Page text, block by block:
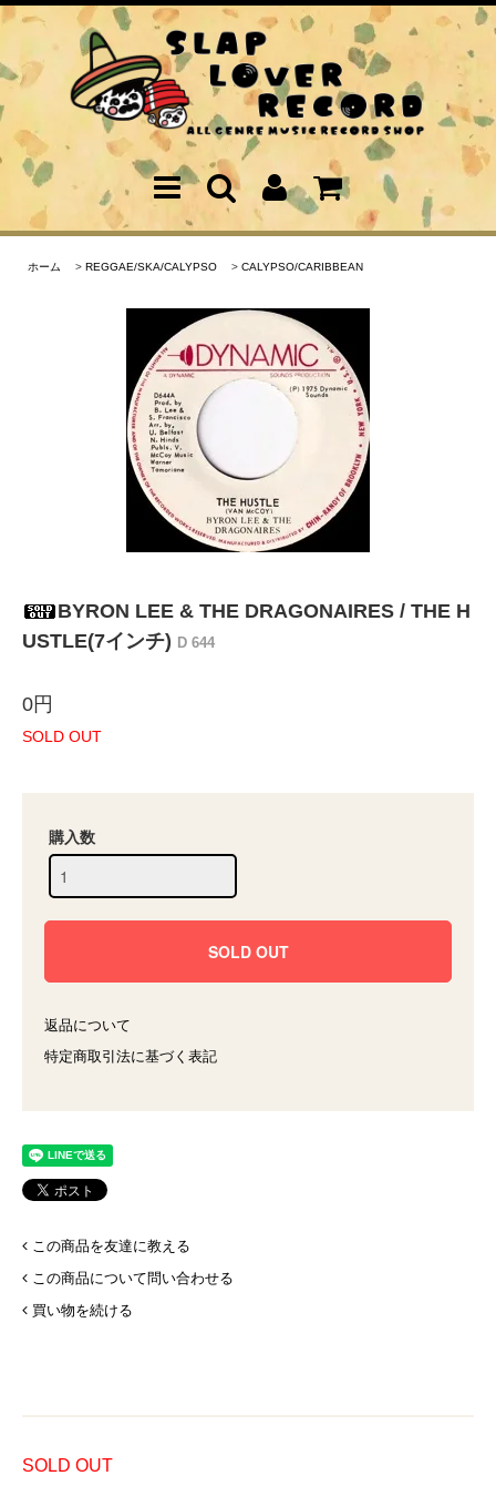
ホーム > REGGAE/SKA/CALYPSO > CALYPSO/CARIBBEAN
BYRON LEE & THE DRAGONAIRES / THE H
USTLE(7インチ) D 644
0円
SOLD OUT
購入数
返品について
特定商取引法に基づく表記
この商品を友達に教える
この商品について問い合わせる
買い物を続ける
SOLD OUT